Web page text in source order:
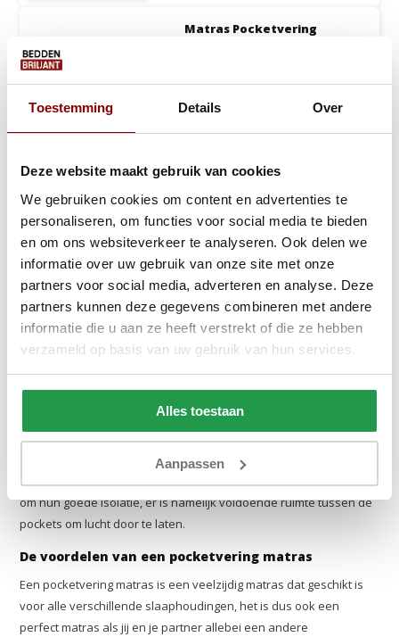
Toestemming Details Over
Deze website maakt gebruik van cookies
We gebruiken cookies om content en advertenties te
personaliseren, om functies voor social media te bieden
en om ons websiteverkeer te analyseren. Ook delen we
informatie over uw gebruik van onze site met onze
partners voor social media, adverteren en analyse. Deze
partners kunnen deze gegevens combineren met andere
informatie die u aan ze heeft verstrekt of die ze hebben
verzameld op basis van uw gebruik van hun services.
Alles toestaan
Aanpassen
Matras Pocketvering
1 tot 2 werkdagen
189,-
Wat is een pocketvering matras?
Een pocketvering matras is een type matras waarin individuele
veren in zakjes van textiel verpakt zijn. Deze zogenoemde
pockets zorgen ervoor dat de veren onafhankelijk van elkaar
kunnen bewegen. Door deze onafhankelijke beweging geeft een
pocketvering matras goede ondersteuning voor je lichaam.
Doordat de veren precies meeveren op de plekken waar je
lichaam druk uitoefent, worden de contouren van je lichaam
optimaal ondersteund. Dankzij een pocketvering matras kun je op
een comfortabele manier slapen terwijl de druk op je spieren en
gewrichten afneemt. Pocketvering matrassen staan ook bekend
om hun goede isolatie, er is namelijk voldoende ruimte tussen de
pockets om lucht door te laten.
De voordelen van een pocketvering matras
Een pocketvering matras is een veelzijdig matras dat geschikt is
voor alle verschillende slaaphoudingen, het is dus ook een
perfect matras als jij en je partner allebei een andere